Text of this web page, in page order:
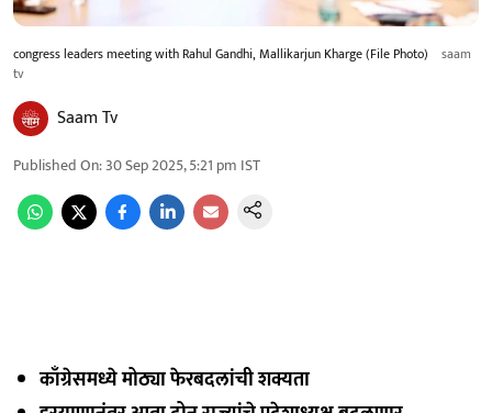
congress leaders meeting with Rahul Gandhi, Mallikarjun Kharge (File Photo)
saam
tv
Saam Tv
Published On:30 Sep 2025, 5:21 pm IST
काँग्रेसमध्ये मोठ्या फेरबदलांची शक्यता